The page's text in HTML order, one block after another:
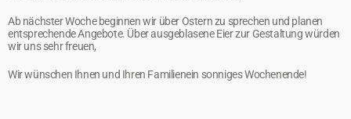
Ab nächster Woche beginnen wir über Ostern zu sprechen und planen
entsprechende Angebote. Über ausgeblasene Eier zur Gestaltung würden
wir uns sehr freuen,
Wir wünschen Ihnen und Ihren Familienein sonniges Wochenende!